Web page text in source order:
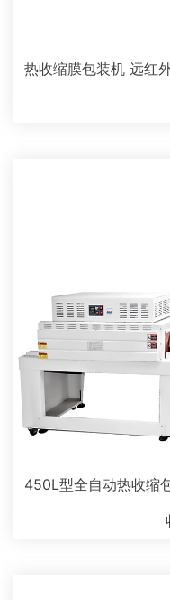
热收缩膜包装机 远红
450L型全自动热收缩